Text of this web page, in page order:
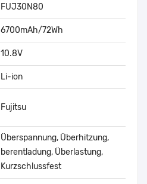
FUJ30N80
6700mAh/72Wh
10.8V
Li-ion
Fujitsu
Überspannung, Überhitzung,
berentladung, Überlastung,
Kurzschlussfest